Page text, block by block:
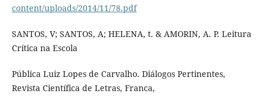
content/uploads/2014/11/78.pdf
SANTOS, V; SANTOS, A; HELENA, t. & AMORIN, A. P. Leitura
Crítica na Escola
Pública Luiz Lopes de Carvalho. Diálogos Pertinentes,
Revista Científica de Letras, Franca,